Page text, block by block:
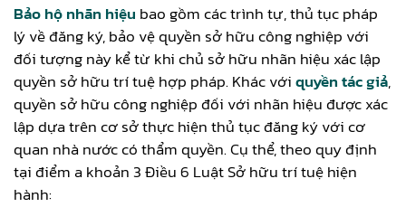
Bảo hộ nhãn hiệu bao gồm các trình tự, thủ tục pháp
lý về đăng ký, bảo vệ quyền sở hữu công nghiệp với
đối tượng này kể từ khi chủ sở hữu nhãn hiệu xác lập
quyền sở hữu trí tuệ hợp pháp. Khác vớiquyền tác giả,
quyền sở hữu công nghiệp đối với nhãn hiệu được xác
lập dựa trên cơ sở thực hiện thủ tục đăng ký với cơ
quan nhà nước có thẩm quyền. Cụ thể, theo quy định
tại điểm a khoản 3 Điều 6 Luật Sở hữu trí tuệ hiện
hành: